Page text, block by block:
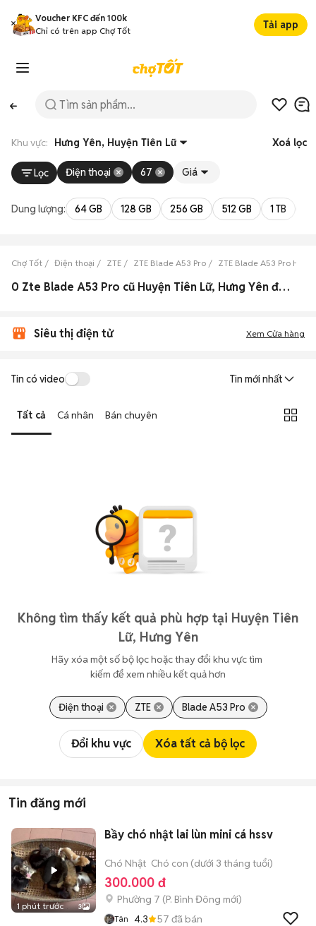
Voucher KFC đến 100k
Chỉ có trên app Chợ Tốt
Tải app
Khu vực: Hưng Yên, Huyện Tiên Lữ Xoá lọc
Lọc Điện thoại 67 Giá
Dung lượng: 64 GB 128 GB 256 GB 512 GB 1 TB
Chợ Tốt Điện thoại ZTE ZTE Blade A53 Pro ZTE Blade A53 Pro Hưng
0 Zte Blade A53 Pro cũ Huyện Tiên Lữ, Hưng Yên đẹp
Siêu thị điện tử Xem Cửa hàng
Tin có video Tin mới nhất
Tất cả Cá nhân Bán chuyên
Không tìm thấy kết quả phù hợp tại Huyện Tiên
Lữ, Hưng Yên
Hãy xóa một số bộ lọc hoặc thay đổi khu vực tìm
kiếm để xem nhiều kết quả hơn
Điện thoại ZTE Blade A53 Pro
Đổi khu vực Xóa tất cả bộ lọc
Tin đăng mới
1 phút trước 3
Bầy chó nhật lai lùn mini cá hssv
Chó Nhật Chó con (dưới 3 tháng tuổi)
300.000 đ
Phường 7 (P. Bình Đông mới)
Tân 4.3 57 đã bán